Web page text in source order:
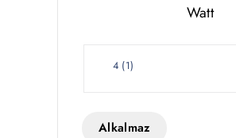
Watt
W
t
4 (1)
Alkalmaz